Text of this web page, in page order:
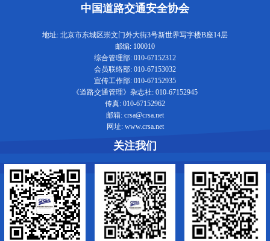
中国道路交通安全协会
地址: 北京市东城区崇文门外大街3号新世界写字楼B座14层
邮编: 100010
综合管理部: 010-67152312
会员联络部: 010-67153032
宣传工作部: 010-67152935
《道路交通管理》杂志社: 010-67152945
传真: 010-67152962
邮箱: crsa@crsa.net
网址: www.crsa.net
关注我们